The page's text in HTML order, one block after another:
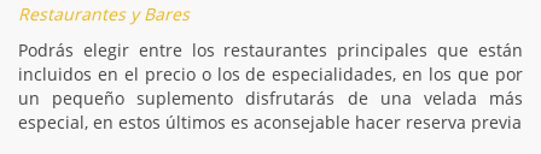
Restaurantes y Bares
Podrás elegir entre los restaurantes principales que están
incluidos en el precio o los de especialidades, en los que por
un pequeño suplemento disfrutarás de una velada más
especial, en estos últimos es aconsejable hacer reserva previa